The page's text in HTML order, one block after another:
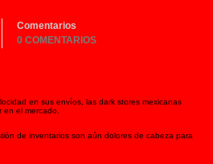
Comentarios
0 COMENTARIOS
en sus envíos, las dark stores mexicanas
el mercado.
de inventarios son aún dolores de cabeza para